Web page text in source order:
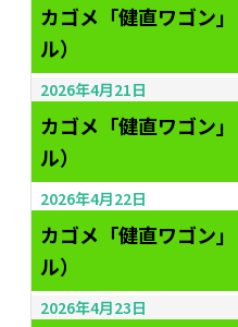
カゴメ「健直ワゴン
ル）
2026年4月21日
カゴメ「健直ワゴン
ル）
2026年4月22日
カゴメ「健直ワゴン
ル）
2026年4月23日